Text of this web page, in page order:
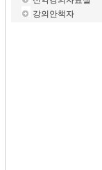
강의안책자